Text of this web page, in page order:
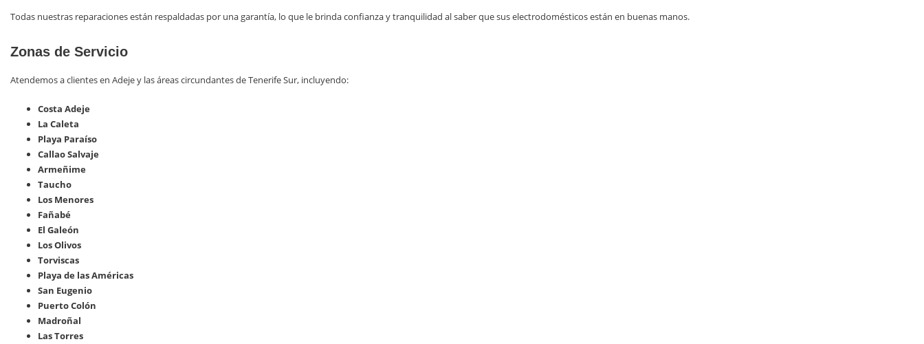
Todas nuestras reparaciones están respaldadas por una garantía, lo que le brinda confianza y tranquilidad al saber que sus electrodomésticos están en buenas manos.
Zonas de Servicio
Atendemos a clientes en Adeje y las áreas circundantes de Tenerife Sur, incluyendo:
Costa Adeje
La Caleta
Playa Paraíso
Callao Salvaje
Armeñime
Taucho
Los Menores
Fañabé
El Galeón
Los Olivos
Torviscas
Playa de las Américas
San Eugenio
Puerto Colón
Madroñal
Las Torres